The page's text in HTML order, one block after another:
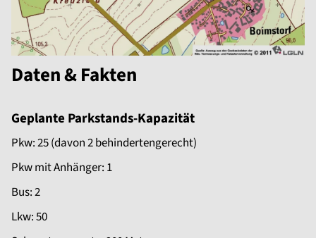
Daten & Fakten
Geplante Parkstands-Kapazität
Pkw: 25 (davon 2 behindertengerecht)
Pkw mit Anhänger: 1
Bus: 2
Lkw: 50